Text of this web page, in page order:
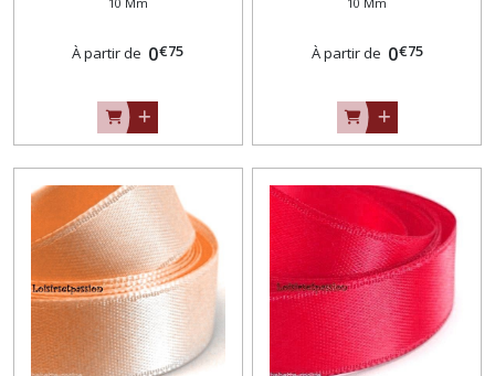
Galon simple face, Mariage,
(2,50 m ou 10 mètres)
À partir de 0€75
simple face, Mariage, fêtes,
ou 10 mètres)
À partir de 0€75